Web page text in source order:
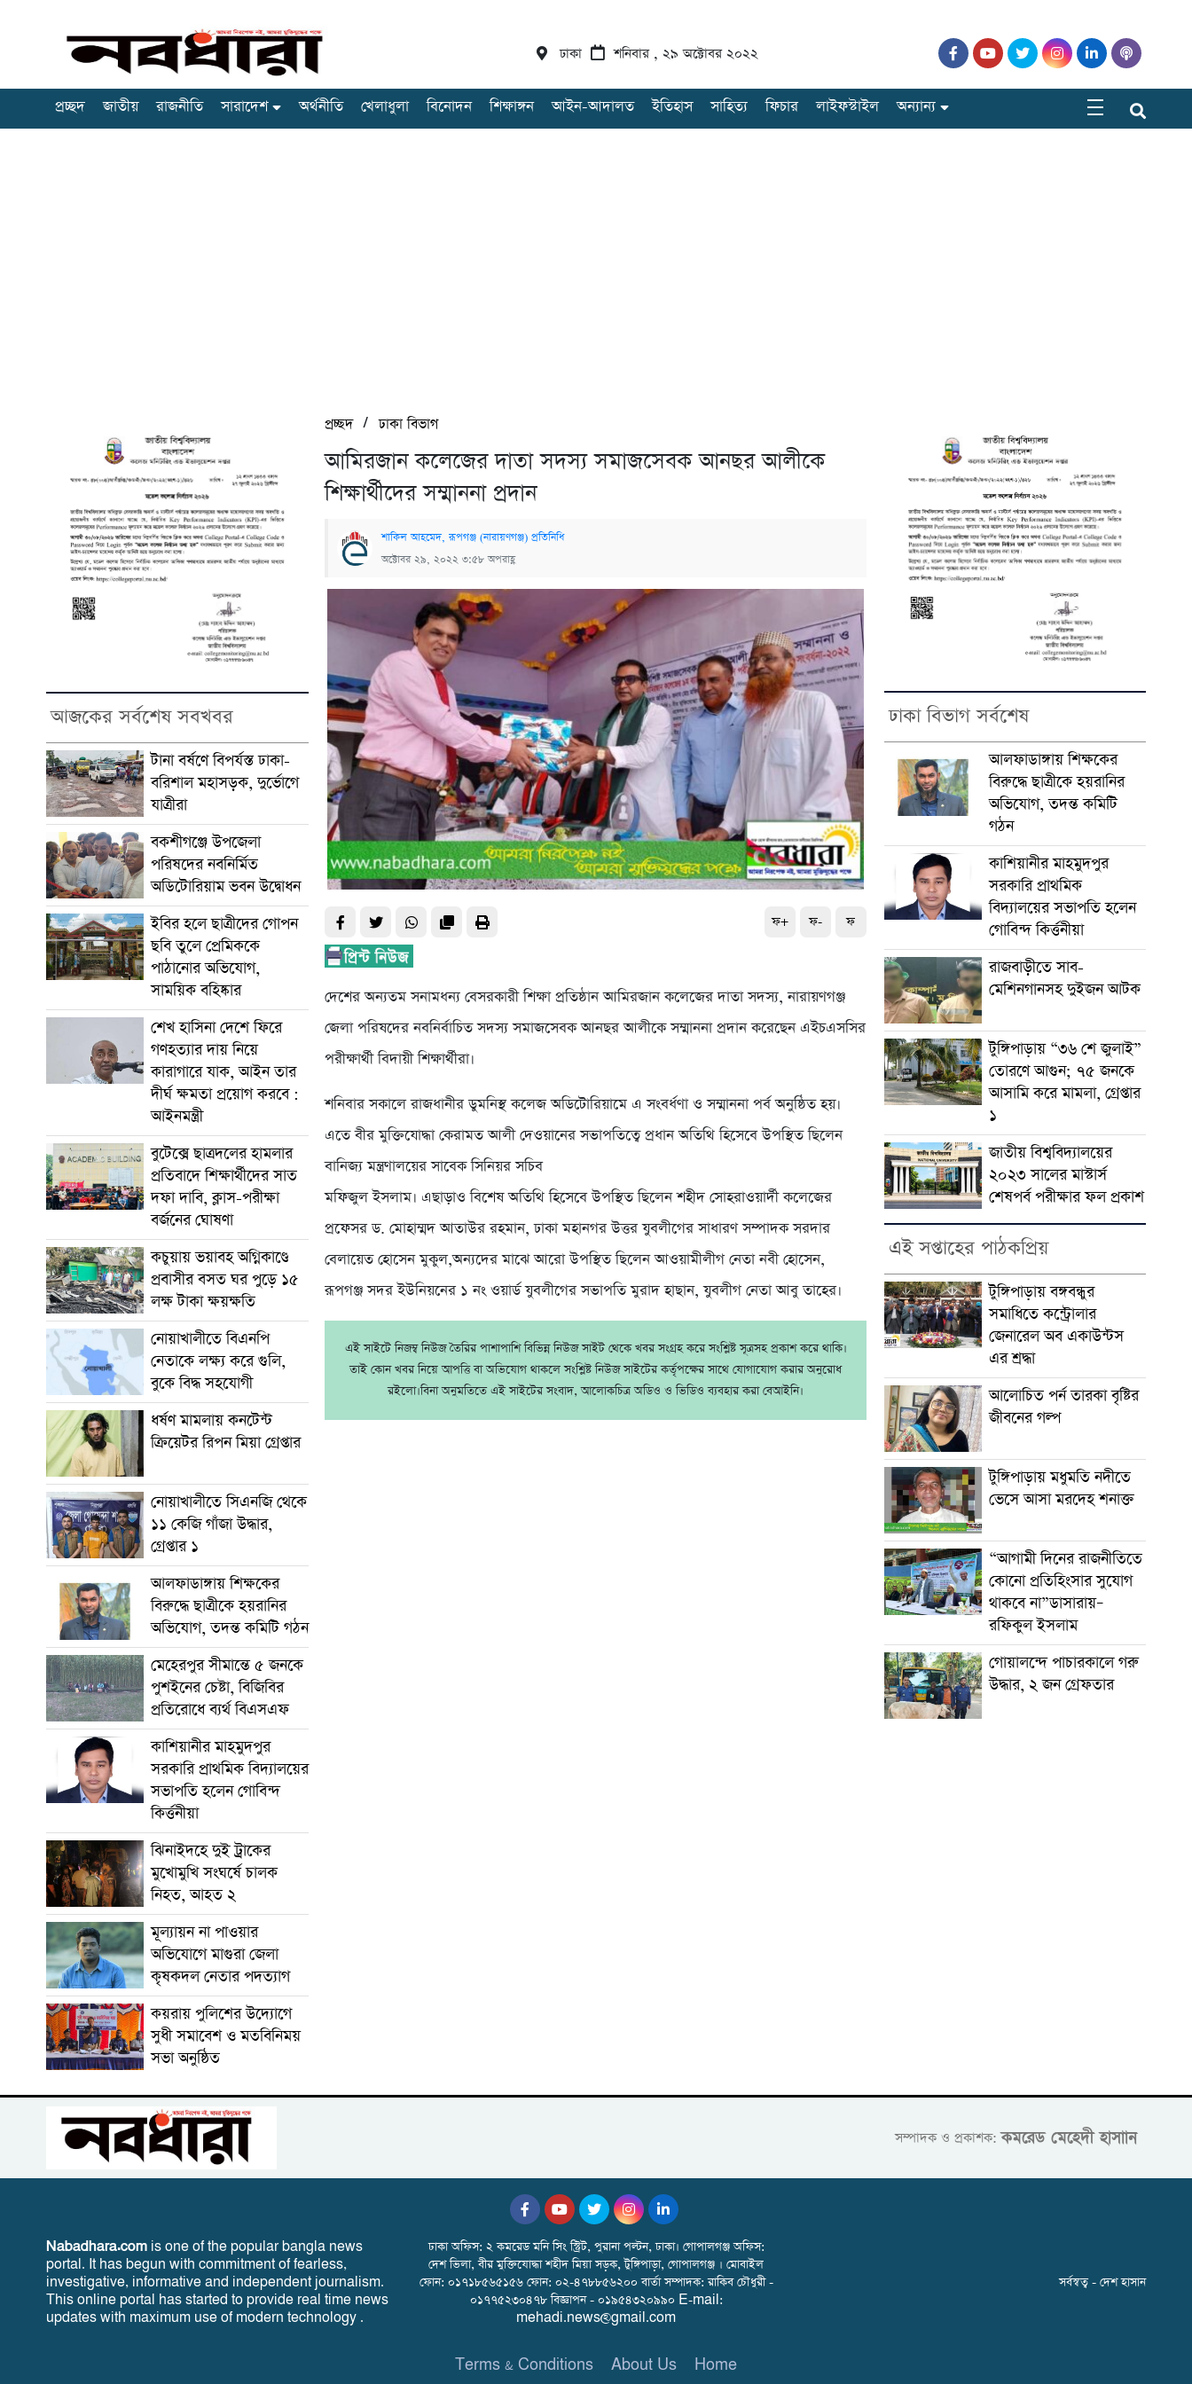
ঢাকা শনিবার , ২৯ অক্টোবর ২০২২
প্রচ্ছদ জাতীয় রাজনীতি সারাদেশ অর্থনীতি খেলাধুলা বিনোদন শিক্ষাঙ্গন আইন-আদালত ইতিহাস সাহিত্য ফিচার লাইফস্টাইল অন্যান্য
আজকের সর্বশেষ সবখবর
টানা বর্ষণে বিপর্যস্ত ঢাকা-
বরিশাল মহাসড়ক, দুর্ভোগে
যাত্রীরা
বকশীগঞ্জে উপজেলা
পরিষদের নবনির্মিত
অডিটোরিয়াম ভবন উদ্বোধন
ইবির হলে ছাত্রীদের গোপন
ছবি তুলে প্রেমিককে
পাঠানোর অভিযোগ,
সাময়িক বহিষ্কার
শেখ হাসিনা দেশে ফিরে
গণহত্যার দায় নিয়ে
কারাগারে যাক, আইন তার
দীর্ঘ ক্ষমতা প্রয়োগ করবে :
আইনমন্ত্রী
বুটেক্সে ছাত্রদলের হামলার
প্রতিবাদে শিক্ষার্থীদের সাত
দফা দাবি, ক্লাস-পরীক্ষা
বর্জনের ঘোষণা
কচুয়ায় ভয়াবহ অগ্নিকাণ্ডে
প্রবাসীর বসত ঘর পুড়ে ১৫
লক্ষ টাকা ক্ষয়ক্ষতি
নোয়াখালীতে বিএনপি
নেতাকে লক্ষ্য করে গুলি,
বুকে বিদ্ধ সহযোগী
ধর্ষণ মামলায় কনটেন্ট
ক্রিয়েটর রিপন মিয়া গ্রেপ্তার
নোয়াখালীতে সিএনজি থেকে
১১ কেজি গাঁজা উদ্ধার,
গ্রেপ্তার ১
আলফাডাঙ্গায় শিক্ষকের
বিরুদ্ধে ছাত্রীকে হয়রানির
অভিযোগ, তদন্ত কমিটি গঠন
মেহেরপুর সীমান্তে ৫ জনকে
পুশইনের চেষ্টা, বিজিবির
প্রতিরোধে ব্যর্থ বিএসএফ
কাশিয়ানীর মাহমুদপুর
সরকারি প্রাথমিক বিদ্যালয়ের
সভাপতি হলেন গোবিন্দ
কির্ত্তনীয়া
ঝিনাইদহে দুই ট্রাকের
মুখোমুখি সংঘর্ষে চালক
নিহত, আহত ২
মূল্যায়ন না পাওয়ার
অভিযোগে মাগুরা জেলা
কৃষকদল নেতার পদত্যাগ
কয়রায় পুলিশের উদ্যোগে
সুধী সমাবেশ ও মতবিনিময়
সভা অনুষ্ঠিত
প্রচ্ছদ/ঢাকা বিভাগ
আমিরজান কলেজের দাতা সদস্য সমাজসেবক আনছর আলীকে
শিক্ষার্থীদের সম্মাননা প্রদান
শাকিল আহমেদ, রূপগঞ্জ (নারায়ণগঞ্জ) প্রতিনিধি
অক্টোবর ২৯, ২০২২ ৩:৫৮ অপরাহ্ণ
ফ+ ফ- ফ
দেশের অন্যতম সনামধন্য বেসরকারী শিক্ষা প্রতিষ্ঠান আমিরজান কলেজের দাতা সদস্য, নারায়ণগঞ্জ
জেলা পরিষদের নবনির্বাচিত সদস্য সমাজসেবক আনছর আলীকে সম্মাননা প্রদান করেছেন এইচএসসির
পরীক্ষার্থী বিদায়ী শিক্ষার্থীরা।
শনিবার সকালে রাজধানীর ডুমনিস্থ কলেজ অডিটোরিয়ামে এ সংবর্ধণা ও সম্মাননা পর্ব অনুষ্ঠিত হয়।
এতে বীর মুক্তিযোদ্ধা কেরামত আলী দেওয়ানের সভাপতিত্বে প্রধান অতিথি হিসেবে উপস্থিত ছিলেন
বানিজ্য মন্ত্রণালয়ের সাবেক সিনিয়র সচিব
মফিজুল ইসলাম। এছাড়াও বিশেষ অতিথি হিসেবে উপস্থিত ছিলেন শহীদ সোহরাওয়ার্দী কলেজের
প্রফেসর ড. মোহাম্মদ আতাউর রহমান, ঢাকা মহানগর উত্তর যুবলীগের সাধারণ সম্পাদক সরদার
বেলায়েত হোসেন মুকুল,অন্যদের মাঝে আরো উপস্থিত ছিলেন আওয়ামীলীগ নেতা নবী হোসেন,
রূপগঞ্জ সদর ইউনিয়নের ১ নং ওয়ার্ড যুবলীগের সভাপতি মুরাদ হাছান, যুবলীগ নেতা আবু তাহের।
এই সাইটে নিজম্ব নিউজ তৈরির পাশাপাশি বিভিন্ন নিউজ সাইট থেকে খবর সংগ্রহ করে সংশ্লিষ্ট সূত্রসহ প্রকাশ করে থাকি।
তাই কোন খবর নিয়ে আপত্তি বা অভিযোগ থাকলে সংশ্লিষ্ট নিউজ সাইটের কর্তৃপক্ষের সাথে যোগাযোগ করার অনুরোধ
রইলো।বিনা অনুমতিতে এই সাইটের সংবাদ, আলোকচিত্র অডিও ও ভিডিও ব্যবহার করা বেআইনি।
ঢাকা বিভাগ সর্বশেষ
আলফাডাঙ্গায় শিক্ষকের
বিরুদ্ধে ছাত্রীকে হয়রানির
অভিযোগ, তদন্ত কমিটি
গঠন
কাশিয়ানীর মাহমুদপুর
সরকারি প্রাথমিক
বিদ্যালয়ের সভাপতি হলেন
গোবিন্দ কির্ত্তনীয়া
রাজবাড়ীতে সাব-
মেশিনগানসহ দুইজন আটক
টুঙ্গিপাড়ায় “৩৬ শে জুলাই”
তোরণে আগুন; ৭৫ জনকে
আসামি করে মামলা, গ্রেপ্তার
১
জাতীয় বিশ্ববিদ্যালয়ের
২০২৩ সালের মাস্টার্স
শেষপর্ব পরীক্ষার ফল প্রকাশ
এই সপ্তাহের পাঠকপ্রিয়
টুঙ্গিপাড়ায় বঙ্গবন্ধুর
সমাধিতে কন্ট্রোলার
জেনারেল অব একাউন্টস
এর শ্রদ্ধা
আলোচিত পর্ন তারকা বৃষ্টির
জীবনের গল্প
টুঙ্গিপাড়ায় মধুমতি নদীতে
ভেসে আসা মরদেহ শনাক্ত
“আগামী দিনের রাজনীতিতে
কোনো প্রতিহিংসার সুযোগ
থাকবে না”ডাসারায়–
রফিকুল ইসলাম
গোয়ালন্দে পাচারকালে গরু
উদ্ধার, ২ জন গ্রেফতার
সম্পাদক ও প্রকাশক:কমরেড মেহেদী হাসাান
Nabadhara.com is one of the popular bangla news
portal. It has begun with commitment of fearless,
investigative, informative and independent journalism.
This online portal has started to provide real time news
updates with maximum use of modern technology .
ঢাকা অফিস: ২ কমরেড মনি সিং স্ট্রিট, পুরানা পল্টন, ঢাকা। গোপালগঞ্জ অফিস:
দেশ ভিলা, বীর মুক্তিযোদ্ধা শহীদ মিয়া সড়ক, টুঙ্গিপাড়া, গোপালগঞ্জ । মোবাইল
ফোন: ০১৭১৮৫৬৫১৫৬ ফোন: ০২-৪৭৮৮৫৬২০০ বার্তা সম্পাদক: রাকিব চৌধুরী -
০১৭৭৫২৩০৪৭৮ বিজ্ঞাপন - ০১৯৫৪৩২০৯৯০ E-mail:
mehadi.news@gmail.com
Terms & Conditions About Us Home
সর্বস্বত্ব - দেশ হাসান